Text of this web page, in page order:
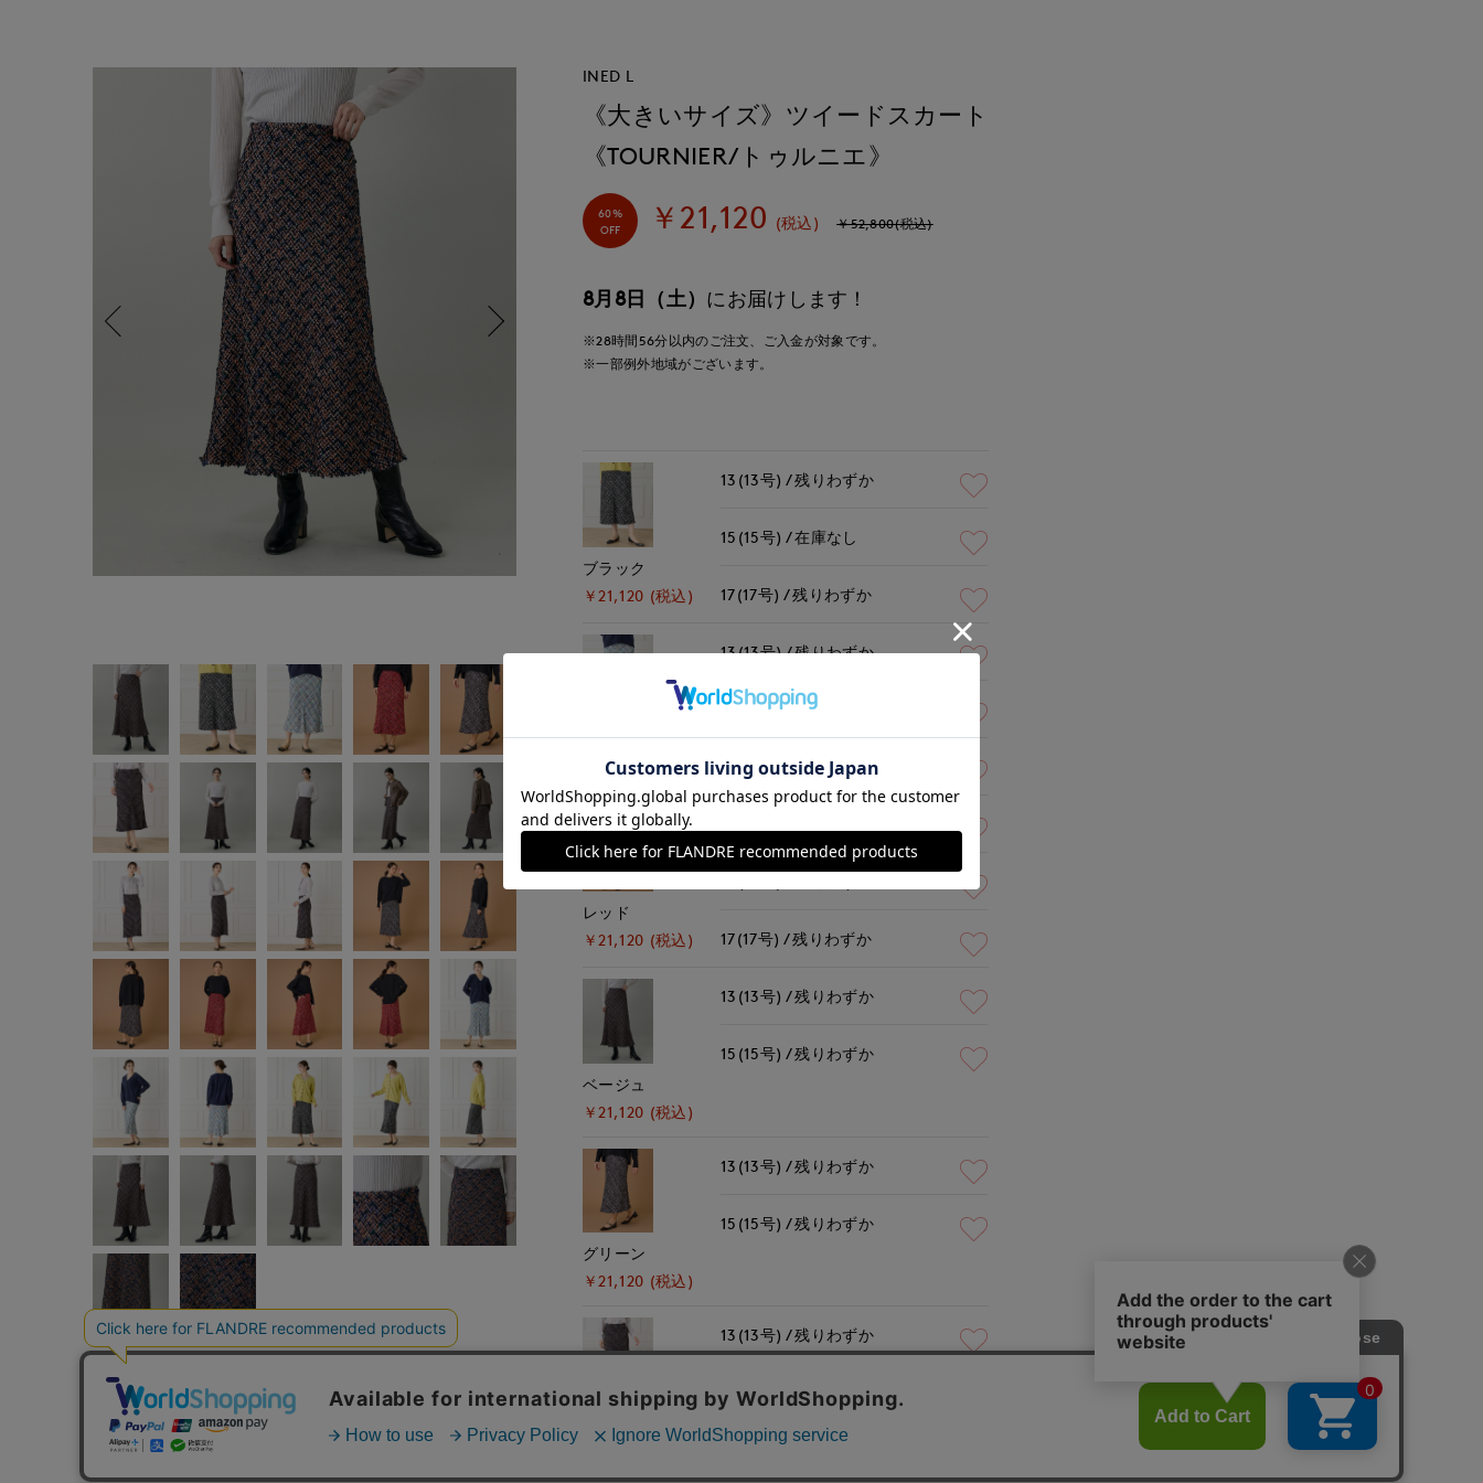
INED L
《大きいサイズ》ツイードスカート
《TOURNIER/トゥルニエ》
60%
OFF
￥21,120 (税込) ￥52,800(税込)
8月8日（土） にお届けします！
※28時間 56分以内のご注文、ご入金が対象です。
※一部例外地域がございます。
ブラック
￥21,120 (税込)
13(13号) 残りわずか
15(15号) 在庫なし
17(17号) 残りわずか
オフホワイト
￥21,120 (税込)
13(13号) 残りわずか
15(15号) 在庫なし
17(17号) 残り1点
レッド
￥21,120 (税込)
17(17号) 残りわずか
ベージュ
￥21,120 (税込)
13(13号) 残りわずか
15(15号) 残りわずか
グリーン
￥21,120 (税込)
13(13号) 残りわずか
15(15号) 残りわずか
￥21,120 (税込)
13(13号) 残りわずか
15(15号) 在庫なし